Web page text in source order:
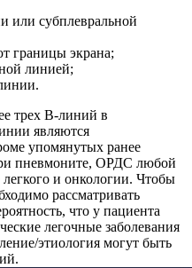
или субплевральной
границы экрана;
линией;
трех В-линий в
являются
упомянутых ранее
пневмоните, ОРДС любой
и онкологии. Чтобы
рассматривать
что у пациента
легочные заболевания
этиология могут быть